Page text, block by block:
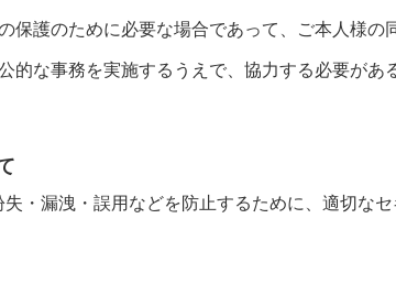
保護のために必要な場合であって、ご本人様の
的な事務を実施するうえで、協力する必要が
・漏洩・誤用などを防止するために、適切な